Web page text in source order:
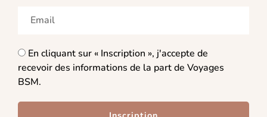
En cliquant sur « Inscription », j'accepte de
recevoir des informations de la part de Voyages
BSM.